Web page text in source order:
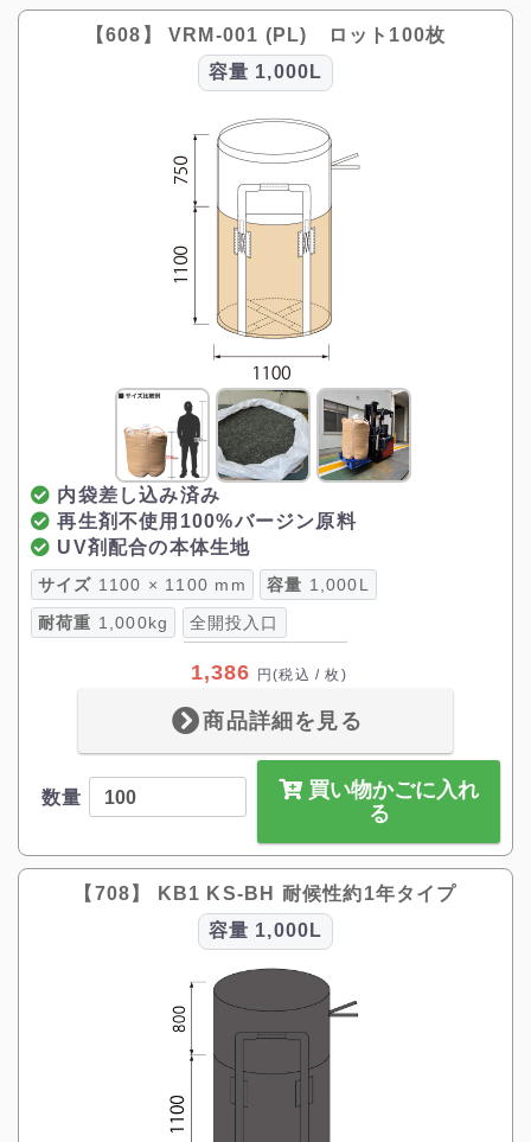
【608】 VRM-001 (PL) ロット100枚
容量 1,000L
内袋差し込み済み
再生剤不使用100%バージン原料
UV剤配合の本体生地
サイズ 1100 × 1100 mm 容量 1,000L
耐荷重 1,000kg 全開投入口
1,386 円(税込 / 枚)
商品詳細を見る
数量
買い物かごに入れ
る
【708】 KB1 KS-BH 耐候性約1年タイプ
容量 1,000L